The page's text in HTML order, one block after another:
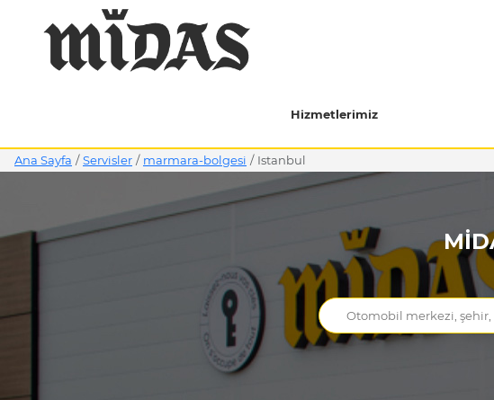
Hizmetlerimiz
Ana Sayfa / Servisler / marmara-bolgesi / istanbul